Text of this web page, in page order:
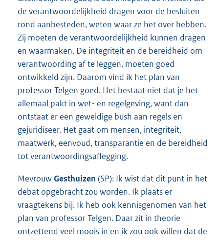
de verantwoordelijkheid dragen voor de besluiten
rond aanbesteden, weten waar ze het over hebben.
Zij moeten de verantwoordelijkheid kunnen dragen
en waarmaken. De integriteit en de bereidheid om
verantwoording af te leggen, moeten goed
ontwikkeld zijn. Daarom vind ik het plan van
professor Telgen goed. Het bestaat niet dat je het
allemaal pakt in wet- en regelgeving, want dan
ontstaat er een geweldige bush aan regels en
gejuridiseer. Het gaat om mensen, integriteit,
maatwerk, eenvoud, transparantie en de bereidheid
tot verantwoordingsaflegging.
MevrouwGesthuizen (SP): Ik wist dat dit punt in het
debat opgebracht zou worden. Ik plaats er
vraagtekens bij. Ik heb ook kennisgenomen van het
plan van professor Telgen. Daar zit in theorie
ontzettend veel moois in en ik zou ook willen dat de